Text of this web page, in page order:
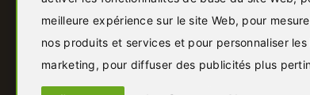
meilleure expérience sur le site Web, pour
nos produits et services et pour personnaliser
marketing, pour diffuser des publicités plus
f P